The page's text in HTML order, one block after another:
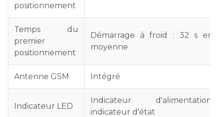
positionnement
Temps du
premier
positionnement
Démarrage à froid : 32 s en
moyenne
Antenne GSM Intégré
Indicateur LED
Indicateur d'alimentation,
indicateur d'état